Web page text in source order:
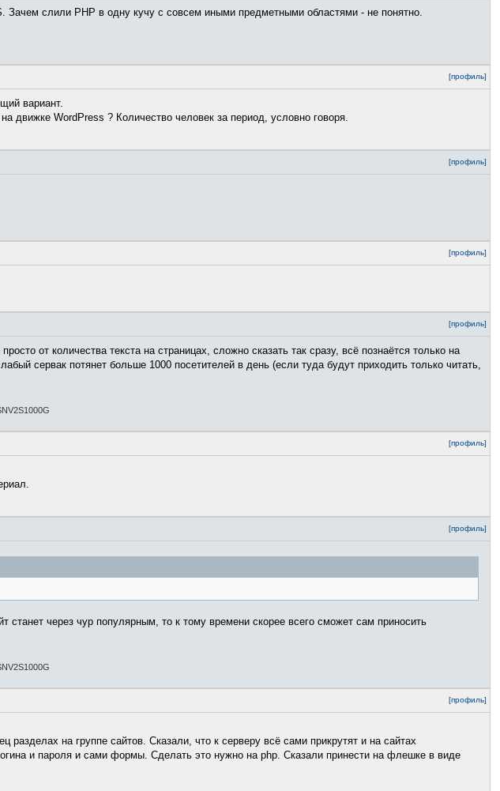
слили PHP в одну кучу с совсем иными предметными областями - не понятно.
[профиль]
вариант.
движке WordPress ? Количество человек за период, условно говоря.
[профиль]
[профиль]
[профиль]
от количества текста на страницах, сложно сказать так сразу, всё познаётся только на
сервак потянет больше 1000 посетителей в день (если туда будут приходить только читать,
[профиль]
[профиль]
через чур популярным, то к тому времени скорее всего сможет сам приносить
[профиль]
на группе сайтов. Сказали, что к серверу всё сами прикрутят и на сайтах
и пароля и сами формы. Сделать это нужно на php. Сказали принести на флешке в виде